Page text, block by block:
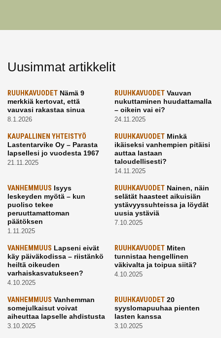
Uusimmat artikkelit
RUUHKAVUODET Nämä 9
merkkiä kertovat, että
vauvasi rakastaa sinua
8.1.2026
RUUHKAVUODETVauvan
nukuttaminen huudattamalla
– oikein vai ei?
24.11.2025
KAUPALLINEN YHTEISTYÖ
Lastentarvike Oy – Parasta
lapsellesi jo vuodesta 1967
21.11.2025
RUUHKAVUODETMinkä
ikäiseksi vanhempien pitäisi
auttaa lastaan
taloudellisesti?
14.11.2025
VANHEMMUUS Isyys
leskeyden myötä – kun
puoliso tekee
peruuttamattoman
päätöksen
1.11.2025
RUUHKAVUODETNainen, näin
selätät haasteet aikuisiän
ystävyyssuhteissa ja löydät
uusia ystäviä
7.10.2025
VANHEMMUUS Lapseni eivät
käy päiväkodissa – riistänkö
heiltä oikeuden
varhaiskasvatukseen?
4.10.2025
RUUHKAVUODETMiten
tunnistaa hengellinen
väkivalta ja toipua siitä?
4.10.2025
VANHEMMUUS Vanhemman
somejulkaisut voivat
aiheuttaa lapselle ahdistusta
3.10.2025
RUUHKAVUODET20
syyslomapuuhaa pienten
lasten kanssa
3.10.2025